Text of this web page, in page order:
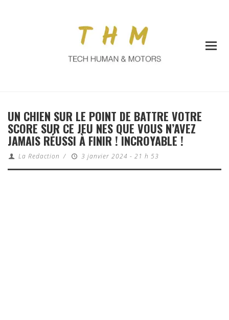
UN CHIEN SUR LE POINT DE BATTRE VOTRE
SCORE SUR CE JEU NES QUE VOUS N’AVEZ
JAMAIS RÉUSSI À FINIR ! INCROYABLE !
La Redaction / 3 janvier 2024 - 21 h 53